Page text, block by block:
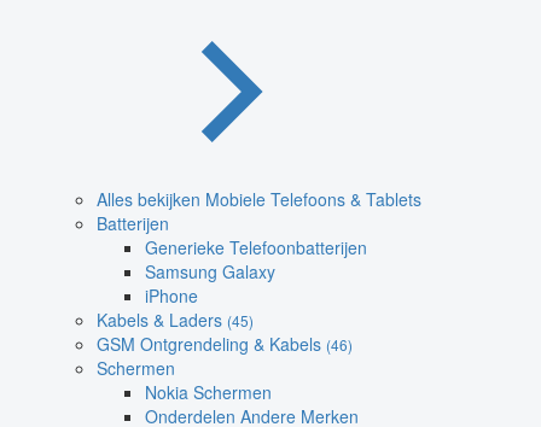
Alles bekijken Mobiele Telefoons & Tablets
Batterijen
Generieke Telefoonbatterijen
Samsung Galaxy
iPhone
Kabels & Laders (45)
GSM Ontgrendeling & Kabels (46)
Schermen
Nokia Schermen
Onderdelen Andere Merken